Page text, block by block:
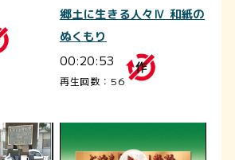
郷土に生きる人々Ⅳ 和紙の
ぬくもり
00:20:53
再生回数：56